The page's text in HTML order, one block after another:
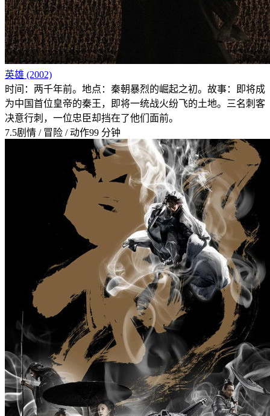
英雄 (2002)
时间：两千年前。地点：秦朝暴烈的崛起之初。故事：即将成
为中国首位皇帝的秦王，即将一统战火纷飞的土地。三名刺客
决意行刺，一位忠臣却挡在了他们面前。
7.5剧情 / 冒险 / 动作99 分钟